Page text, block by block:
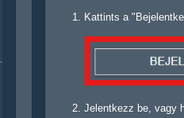
Kattints a
Jelentkezz be, vagy